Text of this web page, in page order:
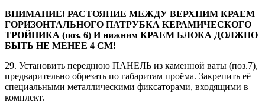
ВНИМАНИЕ! РАСТОЯНИЕ МЕЖДУ ВЕРХНИМ КРАЕМ
ГОРИЗОНТАЛЬНОГО ПАТРУБКА КЕРАМИЧЕСКОГО
ТРОЙНИКА (поз. 6) И нижним КРАЕМ БЛОКА ДОЛЖНО
БЫТЬ НЕ МЕНЕЕ 4 СМ!
29. Установить переднюю ПАНЕЛЬ из каменной ваты (поз.7),
предварительно обрезать по габаритам проёма. Закрепить её
специальными металлическими фиксаторами, входящими в
комплект.